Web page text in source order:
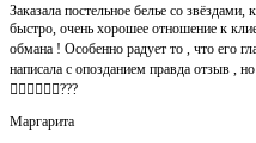
Заказала постельное белье со
быстро, очень хорошее отношение к
обмана ! Особенно радует то , что его
написала с опозданием правда отзыв , но
👌🏻👌🏻👌🏻???
Маргарита